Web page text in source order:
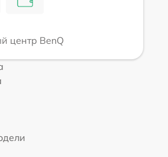
центр BenQ